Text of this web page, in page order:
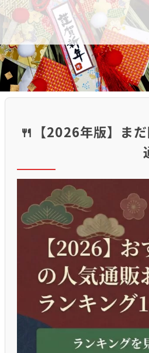
🍴【2026年版】ま